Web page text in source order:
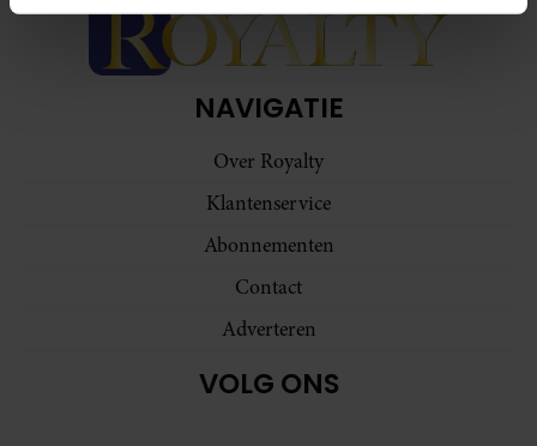
intrekken in de Cookieverklaring.
We gebruiken cookies om content en advertenties te
personaliseren, om functies voor social media te bieden
informatie over uw gebruik van onze site met onze
partners kunnen deze gegevens combineren met andere
informatie die u aan ze heeft verstrekt of die ze hebben
gaat akkoord met onze cookies als u onze website blijft
NAVIGATIE
Over Royalty
Klantenservice
Abonnementen
Contact
Adverteren
VOLG ONS